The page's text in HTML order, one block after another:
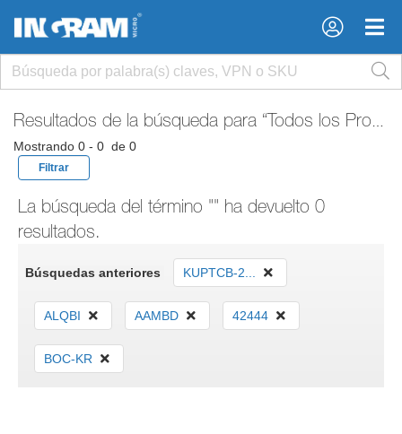
×
×
Resultados de la búsqueda para “Todos los Productos”
Mostrando 0 - 0 de 0
Filtrar
La búsqueda del término "" ha devuelto 0
resultados.
Búsquedas anteriores KUPTCB-2...
ALQBI AAMBD 42444
BOC-KR